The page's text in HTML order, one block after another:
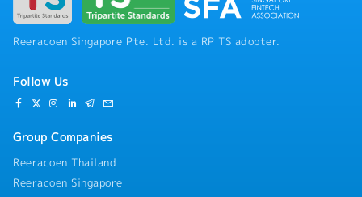
Reeracoen Singapore Pte. Ltd. is a RP TS adopter.
Follow Us
Group Companies
Reeracoen Thailand
Reeracoen Singapore